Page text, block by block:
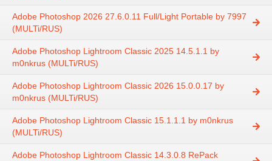
Adobe Photoshop 2026 27.6.0.11 Full/Light Portable by 7997
(MULTi/RUS)
Adobe Photoshop Lightroom Classic 2025 14.5.1.1 by
m0nkrus (MULTi/RUS)
Adobe Photoshop Lightroom Classic 2026 15.0.0.17 by
m0nkrus (MULTi/RUS)
Adobe Photoshop Lightroom Classic 15.1.1.1 by m0nkrus
(MULTi/RUS)
Adobe Photoshop Lightroom Classic 14.3.0.8 RePack